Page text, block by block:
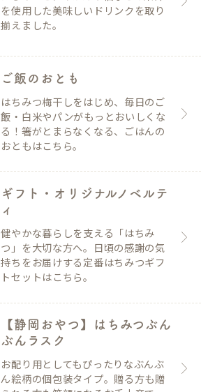
を使用した美味しいドリンクを取り
揃えました。
ご飯のおとも
はちみつ梅干しをはじめ、毎日のご
飯・白米やパンがもっとおいしくな
る！箸がとまらなくなる、ごはんの
おともはこちら。
ギフト・オリジナルノベルテ
ィ
健やかな暮らしを支える「はちみ
つ」を大切な方へ。日頃の感謝の気
持ちをお届けする定番はちみつギフ
トセットはこちら。
【静岡おやつ】はちみつぶん
ぶんラスク
お配り用としてもぴったりなぶんぶ
ん絵柄の個包装タイプ。贈る方も贈